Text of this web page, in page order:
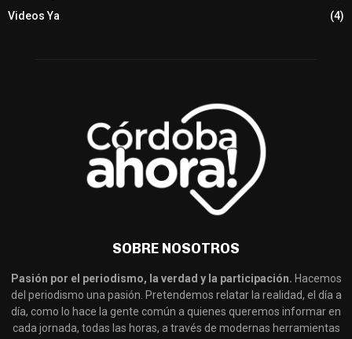
Videos Ya
(4)
SOBRE NOSOTROS
Pasión por el periodismo, la verdad y la participación. Hacemos
del periodismo una pasión. Pretendemos relatar la realidad, el día a
día, como lo hace la gente común a quienes queremos informar en
cada jornada, todas las horas, a través de modernas herramientas